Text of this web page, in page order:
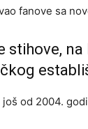
fanove sa
stihove,
od 2004.